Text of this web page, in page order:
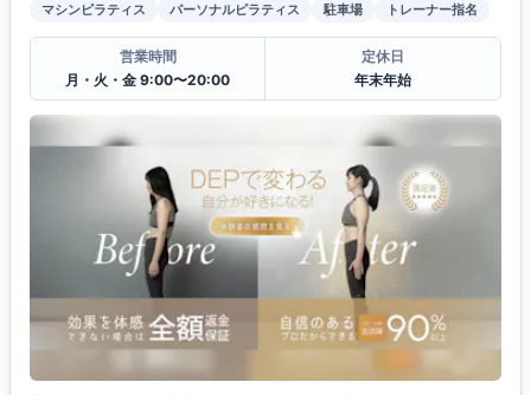
マシンピラティス パーソナルピラティス 駐車場 トレーナー指名
営業時間
月・火・金 9:00〜20:00
定休日
年末年始